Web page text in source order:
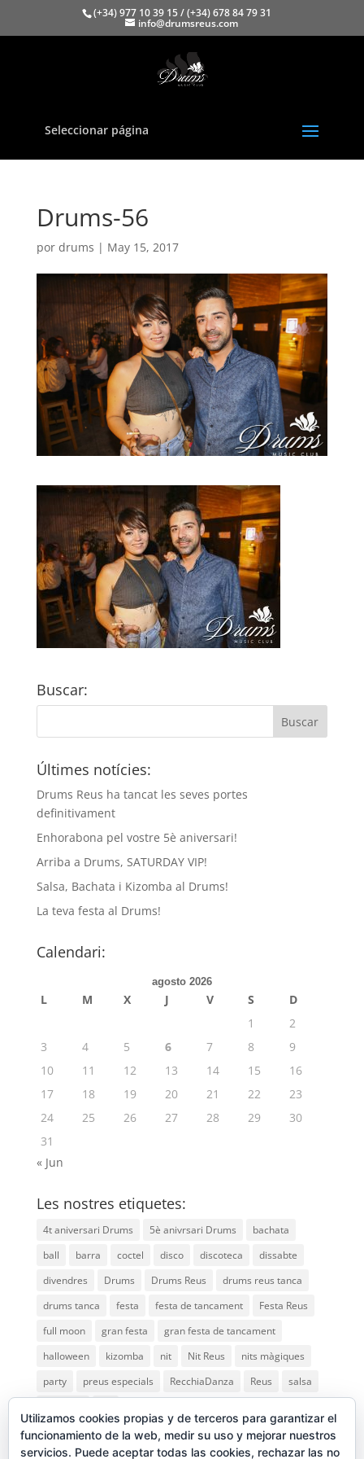
(+34) 977 10 39 15 / (+34) 678 84 79 31
info@drumsreus.com
Seleccionar página
Drums-56
por drums | May 15, 2017
Buscar:
Últimes notícies:
Drums Reus ha tancat les seves portes
definitivament
Enhorabona pel vostre 5è aniversari!
Arriba a Drums, SATURDAY VIP!
Salsa, Bachata i Kizomba al Drums!
La teva festa al Drums!
Calendari:
agosto 2026
L M X J V S
D
1
2
3
4 5 6 7 8
9
10
11 12 13 14 15
16
17
18 19 20 21 22
23
24
25 26 27 28 29
30
31
« Jun
Les nostres etiquetes:
4t aniversari Drums 5è anivrsari Drums
bachata
ball
barra coctel disco discoteca
dissabte
divendres
Drums Drums Reus
drums reus tanca
drums tanca
festa festa de tancament
Festa Reus
full moon
gran festa
gran festa de tancament
halloween
kizomba nit Nit Reus
nits màgiques
party
preus especials RecchiaDanza Reus
salsa
Utilizamos cookies propias y de terceros para garantizar el
funcionamiento de la web, medir su uso y mejorar nuestros
servicios. Puede aceptar todas las cookies, rechazar las no